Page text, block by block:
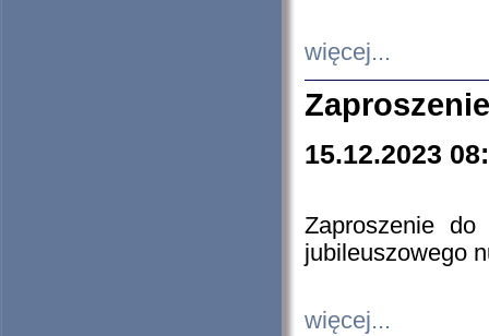
więcej...
15.12.2023
Zaproszenie do
jubileuszowego
więcej...